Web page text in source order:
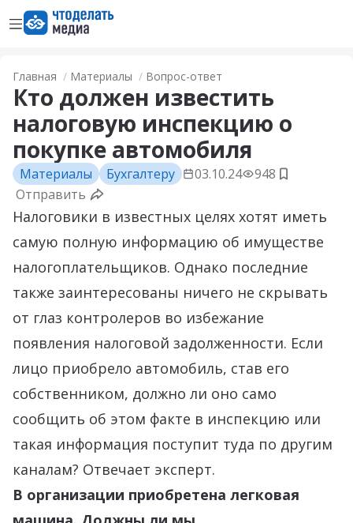
Открыть менюПерейти на главную страницу
Главная Материалы Вопрос-ответ
Кто должен известить
налоговую инспекцию о
покупке автомобиля
Материалы Бухгалтеру 03.10.24 948 Добавить
Отправить
Налоговики в известных целях хотят иметь
самую полную информацию об имуществе
налогоплательщиков. Однако последние
также заинтересованы ничего не скрывать
от глаз контролеров во избежание
появления налоговой задолженности. Если
лицо приобрело автомобиль, став его
собственником, должно ли оно само
сообщить об этом факте в инспекцию или
такая информация поступит туда по другим
каналам? Отвечает эксперт.
В организации приобретена легковая